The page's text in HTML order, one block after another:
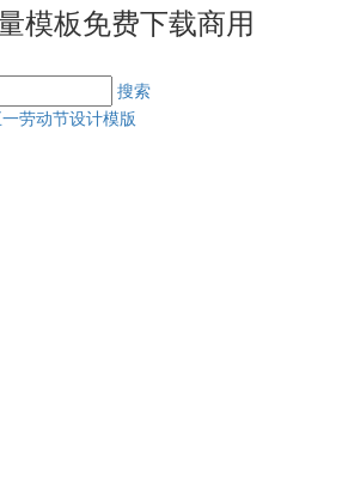
模板免费下载商用
搜索
劳动节设计模版